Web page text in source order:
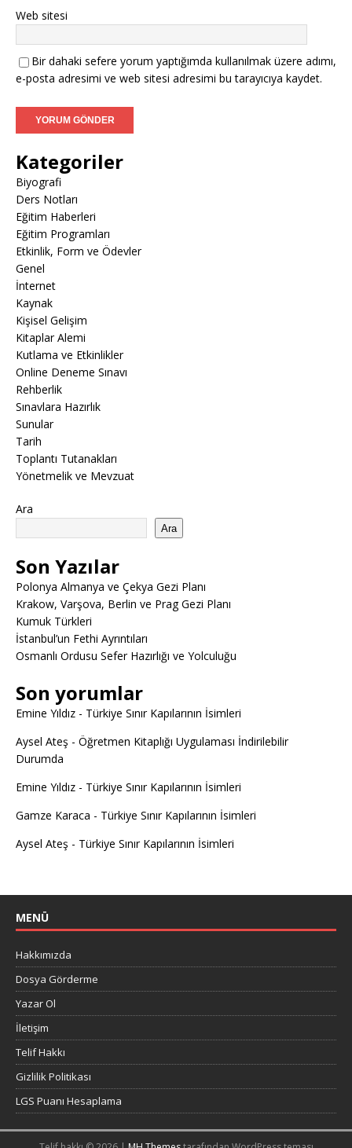
Web sitesi
Bir dahaki sefere yorum yaptığımda kullanılmak üzere adımı,
e-posta adresimi ve web sitesi adresimi bu tarayıcıya kaydet.
Kategoriler
Biyografi
Ders Notları
Eğitim Haberleri
Eğitim Programları
Etkinlik, Form ve Ödevler
Genel
İnternet
Kaynak
Kişisel Gelişim
Kitaplar Alemi
Kutlama ve Etkinlikler
Online Deneme Sınavı
Rehberlik
Sınavlara Hazırlık
Sunular
Tarih
Toplantı Tutanakları
Yönetmelik ve Mevzuat
Ara
Ara
Son Yazılar
Polonya Almanya ve Çekya Gezi Planı
Krakow, Varşova, Berlin ve Prag Gezi Planı
Kumuk Türkleri
İstanbul’un Fethi Ayrıntıları
Osmanlı Ordusu Sefer Hazırlığı ve Yolculuğu
Son yorumlar
Emine Yıldız - Türkiye Sınır Kapılarının İsimleri
Aysel Ateş - Öğretmen Kitaplığı Uygulaması İndirilebilir
Durumda
Emine Yıldız - Türkiye Sınır Kapılarının İsimleri
Gamze Karaca - Türkiye Sınır Kapılarının İsimleri
Aysel Ateş - Türkiye Sınır Kapılarının İsimleri
MENÜ
Hakkımızda
Dosya Görderme
Yazar Ol
İletişim
Telif Hakkı
Gizlilik Politikası
LGS Puanı Hesaplama